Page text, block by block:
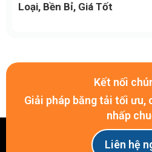
Loại, Bền Bỉ, Giá Tốt
Kết nối
Giải pháp băng tải tối ưu,
nhấp
Liên hệ